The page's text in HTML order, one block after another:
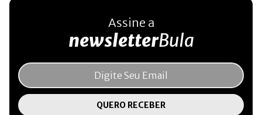
Assine a
newsletterBula